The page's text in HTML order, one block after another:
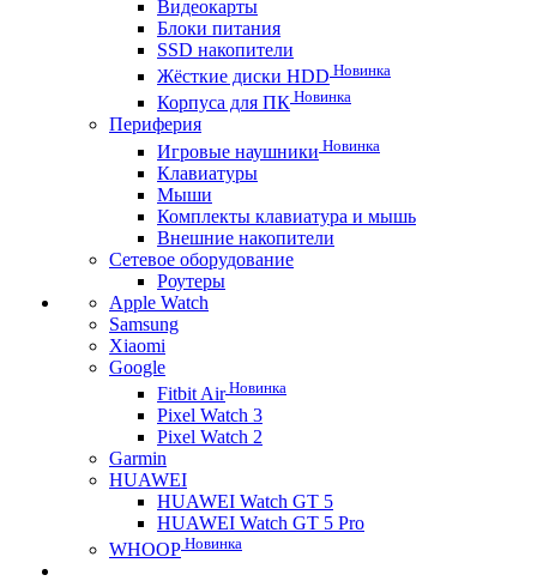
Видеокарты
Блоки питания
SSD накопители
Жёсткие диски HDD Новинка
Корпуса для ПК Новинка
Периферия
Игровые наушники Новинка
Клавиатуры
Мыши
Комплекты клавиатура и мышь
Внешние накопители
Сетевое оборудование
Роутеры
Apple Watch
Samsung
Xiaomi
Google
Fitbit AirНовинка
Pixel Watch 3
Pixel Watch 2
Garmin
HUAWEI
HUAWEI Watch GT 5
HUAWEI Watch GT 5 Pro
WHOOP Новинка